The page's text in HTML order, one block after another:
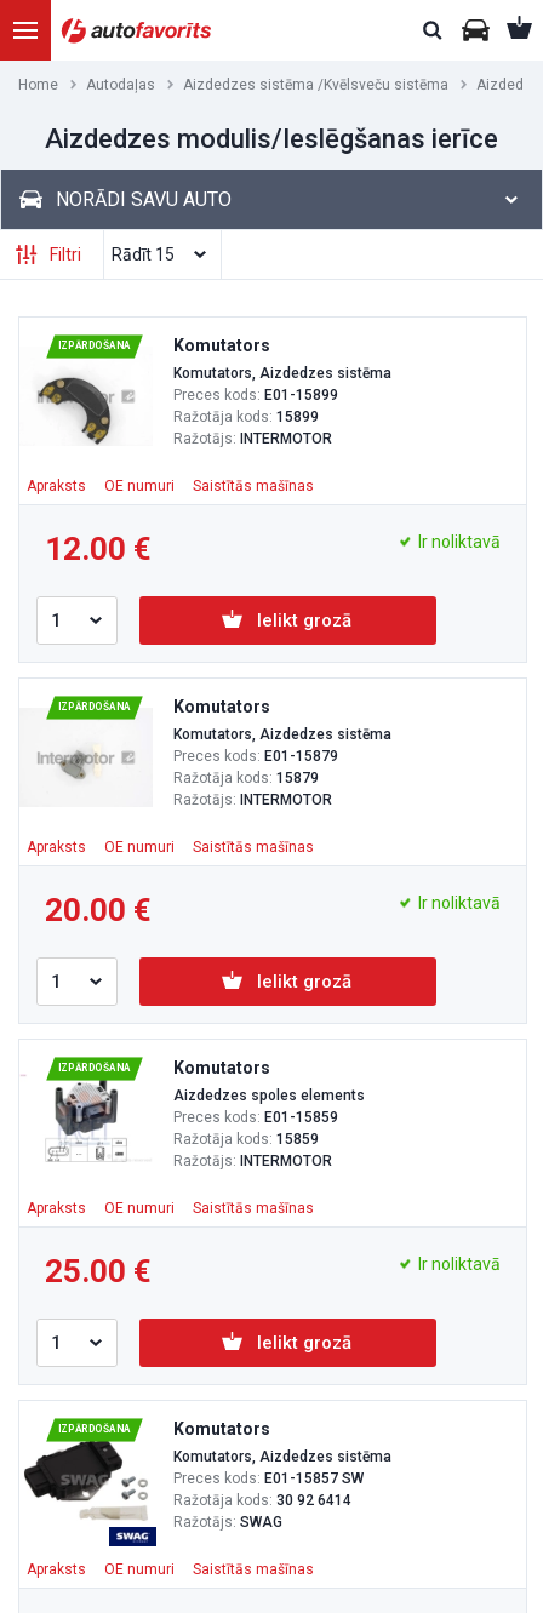
Home Autodaļas Aizdedzes sistēma /Kvēlsveču sistēma
Aizdedzes modulis/Ieslēgšanas ierīce
NORĀDI SAVU AUTO
Filtri
IZPĀRDOŠANA Komutators
Komutators, Aizdedzes sistēma
Preces kods: E01-15899
Ražotāja kods: 15899
Ražotājs:
INTERMOTOR
Apraksts OE numuri Saistītās mašīnas
12.00 Ir noliktavā
Ielikt grozā
IZPĀRDOŠANA Komutators
Komutators, Aizdedzes sistēma
Preces kods: E01-15879
Ražotāja kods: 15879
Ražotājs:
INTERMOTOR
Apraksts OE numuri Saistītās mašīnas
20.00 Ir noliktavā
Ielikt grozā
IZPĀRDOŠANA Komutators
Aizdedzes spoles elements
Preces kods: E01-15859
Ražotāja kods: 15859
Ražotājs:
INTERMOTOR
Apraksts OE numuri Saistītās mašīnas
25.00 Ir noliktavā
Ielikt grozā
IZPĀRDOŠANA Komutators
Komutators, Aizdedzes sistēma
Preces kods: E01-15857 SW
Ražotāja kods: 30 92 6414
Ražotājs: SWAG
Apraksts OE numuri Saistītās mašīnas